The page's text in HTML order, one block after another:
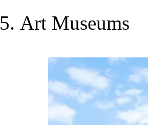
5. Art Museums